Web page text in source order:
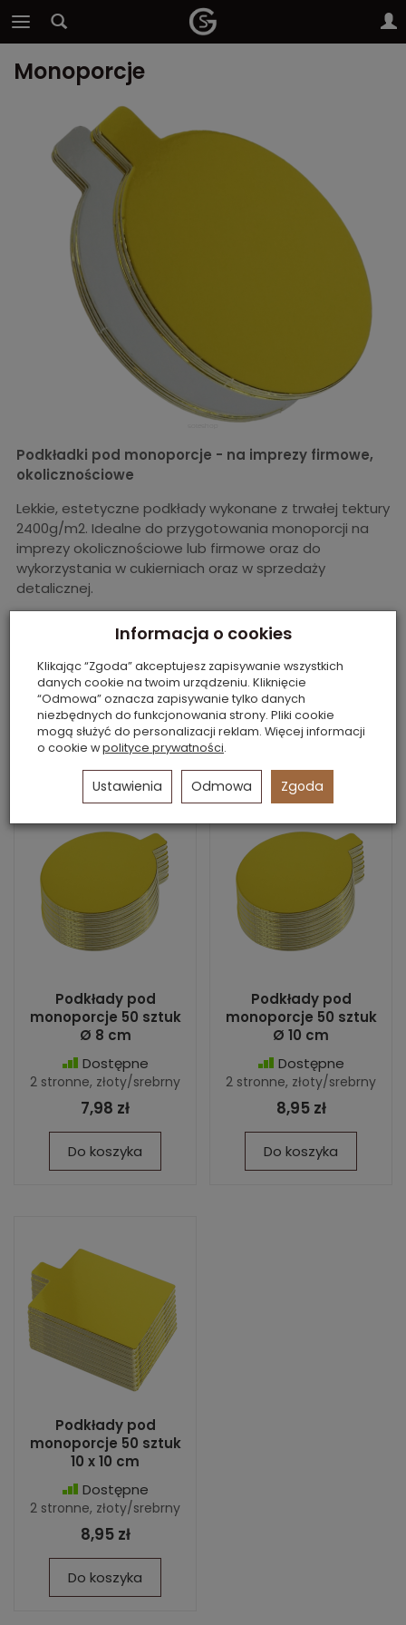
Monoporcje
Podkładki pod monoporcje - na imprezy firmowe,
okolicznościowe
Lekkie, estetyczne podkłady wykonane z trwałej tektury
2400g/m2. Idealne do przygotowania monoporcji na
imprezy okolicznościowe lub firmowe oraz do
wykorzystania w cukierniach oraz w sprzedaży
detalicznej.
pakowane po 50 sztuk w blistrach
Podkłady pod
monoporcje 50 sztuk
Ø 8 cm
Dostępne
2 stronne, złoty/srebrny
7,98 zł
Do koszyka
Podkłady pod
monoporcje 50 sztuk
Ø 10 cm
Dostępne
2 stronne, złoty/srebrny
8,95 zł
Do koszyka
Podkłady pod
monoporcje 50 sztuk
10 x 10 cm
Dostępne
2 stronne, złoty/srebrny
8,95 zł
Do koszyka
Informacja o cookies
Klikając “Zgoda” akceptujesz zapisywanie wszystkich
danych cookie na twoim urządzeniu. Kliknięcie
“Odmowa” oznacza zapisywanie tylko danych
niezbędnych do funkcjonowania strony. Pliki cookie
mogą służyć do personalizacji reklam. Więcej informacji
o cookie wpolityce prywatności.
Ustawienia Odmowa Zgoda